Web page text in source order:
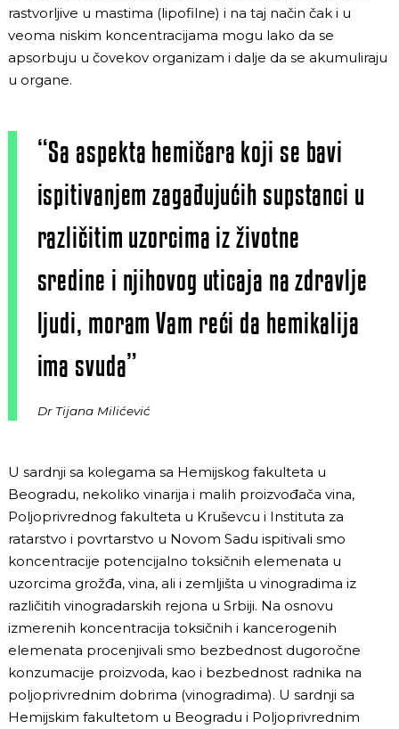
rastvorljive u mastima (lipofilne) i na taj način čak i u
veoma niskim koncentracijama mogu lako da se
apsorbuju u čovekov organizam i dalje da se akumuliraju
u organe.
“Sa aspekta hemičara koji se bavi
ispitivanjem zagađujućih supstanci u
različitim uzorcima iz životne
sredine i njihovog uticaja na zdravlje
ljudi, moram Vam reći da hemikalija
ima svuda”
Dr Tijana Milićević
U sardnji sa kolegama sa Hemijskog fakulteta u
Beogradu, nekoliko vinarija i malih proizvođača vina,
Poljoprivrednog fakulteta u Kruševcu i Instituta za
ratarstvo i povrtarstvo u Novom Sadu ispitivali smo
koncentracije potencijalno toksičnih elemenata u
uzorcima grožđa, vina, ali i zemljišta u vinogradima iz
različitih vinogradarskih rejona u Srbiji. Na osnovu
izmerenih koncentracija toksičnih i kancerogenih
elemenata procenjivali smo bezbednost dugoročne
konzumacije proizvoda, kao i bezbednost radnika na
poljoprivrednim dobrima (vinogradima). U sardnji sa
Hemijskim fakultetom u Beogradu i Poljoprivrednim